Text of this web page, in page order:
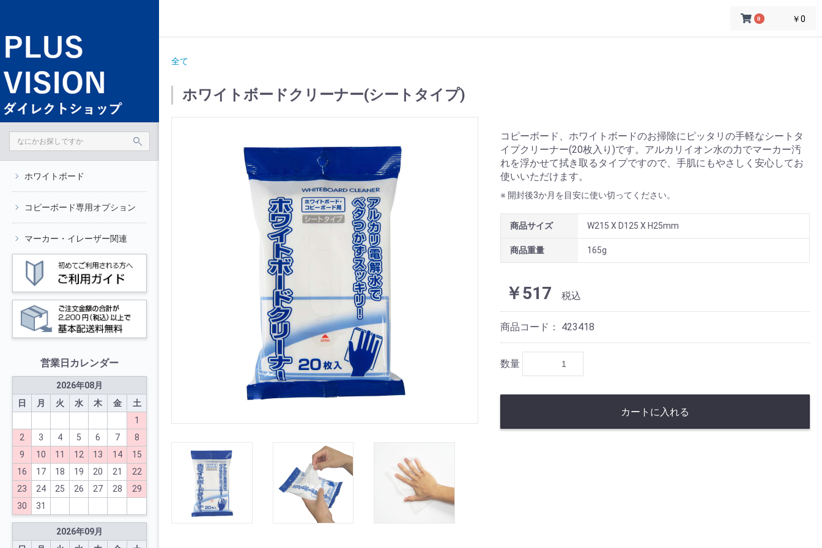
ホワイトボード
コピーボード専用オプション
マーカー・イレーザー関連
営業日カレンダー
2026年08月
日
月 火 水 木 金
土
1
2
3 4 5 6 7
8
9
10 11 12 13 14
15
16
17 18 19 20 21
22
23
24 25 26 27 28
29
30
31
2026年09月
0 ￥0
全て
ホワイトボードクリーナー(シートタイプ)
コピーボード、ホワイトボードのお掃除にピッタリの手軽なシートタ
イプクリーナー(20枚入り)です。アルカリイオン水の力でマーカー汚
れを浮かせて拭き取るタイプですので、手肌にもやさしく安心してお
使いいただけます。
※ 開封後3か月を目安に使い切ってください。
商品サイズ W215 X D125 X H25mm
商品重量 165g
￥517 税込
商品コード： 423418
数量
カートに入れる
お買い物を続ける カートへ進む カート（お見積）へ進む